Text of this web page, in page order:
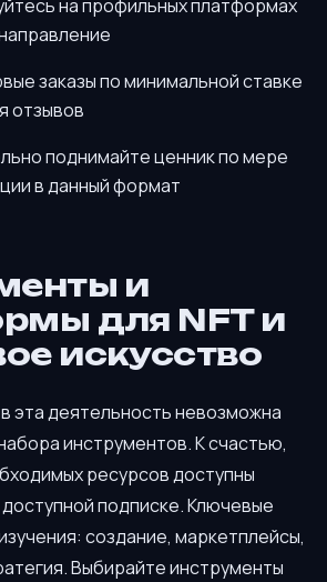
на профильных платформах
заказы по минимальной ставке
отзывов
поднимайте ценник по мере
в данный формат
и
для NFT и
искусство
эта деятельность невозможна
инструментов. К счастью,
ресурсов доступны
подписке. Ключевые
создание, маркетплейсы,
Выбирайте инструменты